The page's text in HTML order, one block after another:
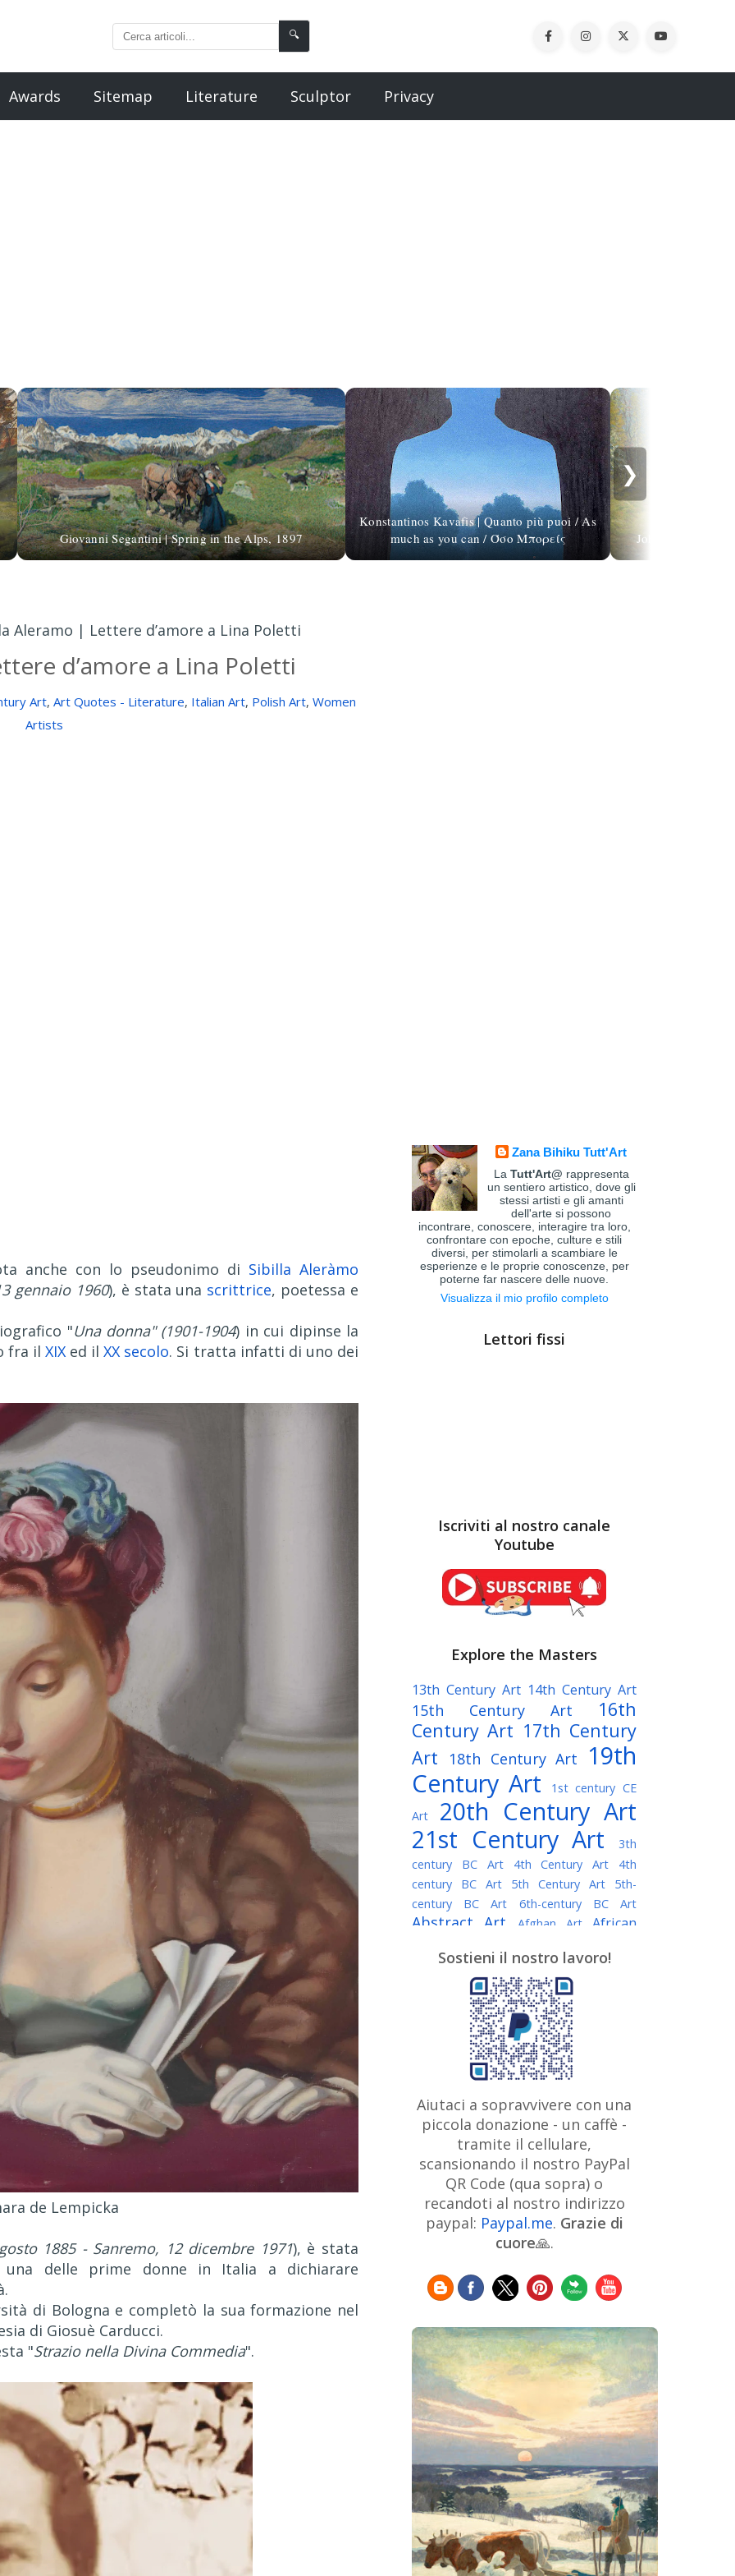
🔍
Awards Sitemap Literature Sculptor Privacy
Giovanni Segantini | Spring in the Alps, 1897
Konstantinos Kavafis | Quanto più puoi / As
much as you can / Όσο Mπορείς
John Joseph
❯
Aleramo | Lettere d’amore a Lina Poletti
d’amore a Lina Poletti
Art, Art Quotes - Literature, Italian Art, Polish Art, Women
Artists
anche con lo pseudonimo di Sibilla Aleràmo
gennaio 1960), è stata una scrittrice, poetessa e
"Una donna" (1901-1904) in cui dipinse la
fra il XIXed ilXX secolo. Si tratta infatti di uno dei
de Lempicka
1885 - Sanremo, 12 dicembre 1971), è stata
una delle prime donne in Italia a dichiarare
di Bologna e completò la sua formazione nel
di Giosuè Carducci.
"Strazio nella Divina Commedia".
Zana Bihiku Tutt'Art
La Tutt'Art@ rappresenta
un sentiero artistico, dove gli
stessi artisti e gli amanti
dell'arte si possono
incontrare, conoscere, interagire tra loro,
confrontare con epoche, culture e stili
diversi, per stimolarli a scambiare le
esperienze e le proprie conoscenze, per
poterne far nascere delle nuove.
Visualizza il mio profilo completo
Lettori fissi
Iscriviti al nostro canale
Youtube
Explore the Masters
13th Century Art 14th Century Art
15th Century Art
16th
Century Art 17th Century
Art
18th Century Art
19th
Century Art
1st century CE
Art
20th Century Art
21st Century Art
3th
century BC Art
4th Century Art
4th
century BC Art
5th Century Art
5th-
century BC Art
6th-century BC Art
Abstract Art Afghan Art
African
Algerian painter American Art
Argentine Art Armenian painter
Art history Art Institute of Chicago
Art Quotes - Literature
Australian Art Austrian Art
Austro-Hungarian Art Awarded
Artist
Baroque Art
Belarusian
Art Belgian Art Bohemian Art Bolivian
Bosnian Art Brazilian Art British
Art British Museum Brooklyn Museum
Bulgarian Art Burmese Art Canadian
Art
Caravaggio
Chilean Art
Chinese Art Christie's
Claude
Cleveland Museum of Art
ArtCzech ArtistDanish Art Digital
Art Dutch Art Édouard Manet
Expressionism Fauve Art Filipino
Art
Finnish Art Flemish Art
French Art Frick Collection
Galleria
Borghese
GAM Milano GAM Torino
Genre painter Georgian Art
German Art Getty Museum Greek
Art Guatemalan Artist Henri Matisse
Hermitage Museum Hungarian Art
Impressionism Art
Indian
Art
Indonesian art Iranian Art Irish
Art
Israeli Art Italian Art
Japanese Art
Jewish Art
Sostieni il nostro lavoro!
Aiutaci a sopravvivere con una
piccola donazione - un caffè -
tramite il cellulare,
scansionando il nostro PayPal
QR Code (qua sopra) o
recandoti al nostro indirizzo
paypal: Paypal.me. Grazie di
cuore🙏.